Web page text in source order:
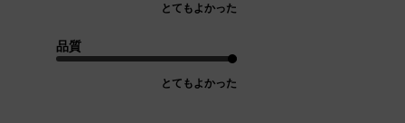
とてもよかった
品質
とてもよかった